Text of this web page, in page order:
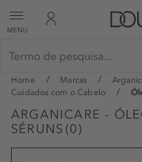
MENU
Home Marcas
Cuidados com o Cabelo
ARGANICARE -
SÉRUNS (0)